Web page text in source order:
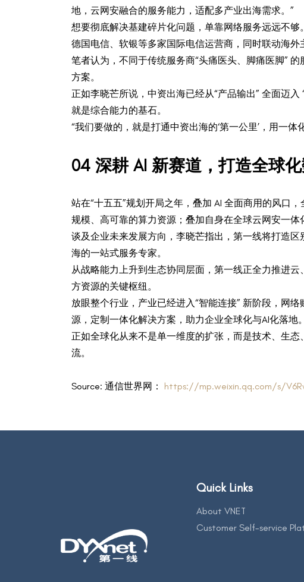
地，云网安融合的服务能力，适配多产业出海需求。”
想要彻底解决基建碎片化问题，单靠网络服务远远不
德国电信、软银等多家国际电信运营商，同时联动海外
笔者认为，不同于传统服务商“头痛医头、脚痛医脚”
方案。
正如李晓芒所说，中资出海已经从“产品输出” 全面迈
就是综合能力的基石。
“我们要做的，就是打通中资出海的‘第一公里’，用一
04 深耕 AI 新赛道，打造全球
站在“十五五”规划开局之年，叠加 AI 全面商用的风口
规模、高可靠的算力资源；叠加自身在全球云网安一
谈及企业未来发展方向，李晓芒指出，第一线将打造
海的一站式服务专家。
从战略能力上升到生态协同层面，第一线正全力推进
方资源的关键枢纽。
放眼整个行业，产业已经进入“智能连接” 新阶段，网
源，定制一体化解决方案，助力企业全球化与AI化落地
正如全球化从来不是单一维度的扩张，而是技术、生
流。
Source: 通信世界网： https://mp.weixin.qq.com/s/
Quick Links
About VNET
Customer Self-service